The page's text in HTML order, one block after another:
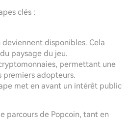
clés :
disponibles. Cela
paysage du jeu.
permettant une
premiers adopteurs.
met en avant un intérêt public
parcours de Popcoin, tant en